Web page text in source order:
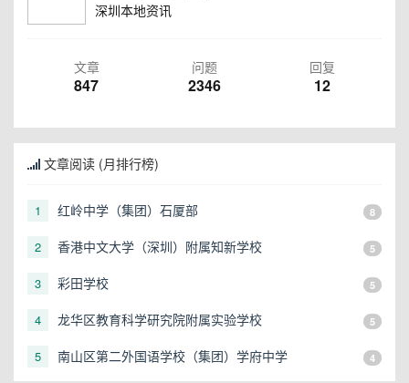
深圳本地资讯
文章
847
问题
2346
回复
12
文章阅读 (月排行榜)
1 红岭中学（集团）石厦部 8
2 香港中文大学（深圳）附属知新学校 5
3 彩田学校 5
4 龙华区教育科学研究院附属实验学校 5
5 南山区第二外国语学校（集团）学府中学 4